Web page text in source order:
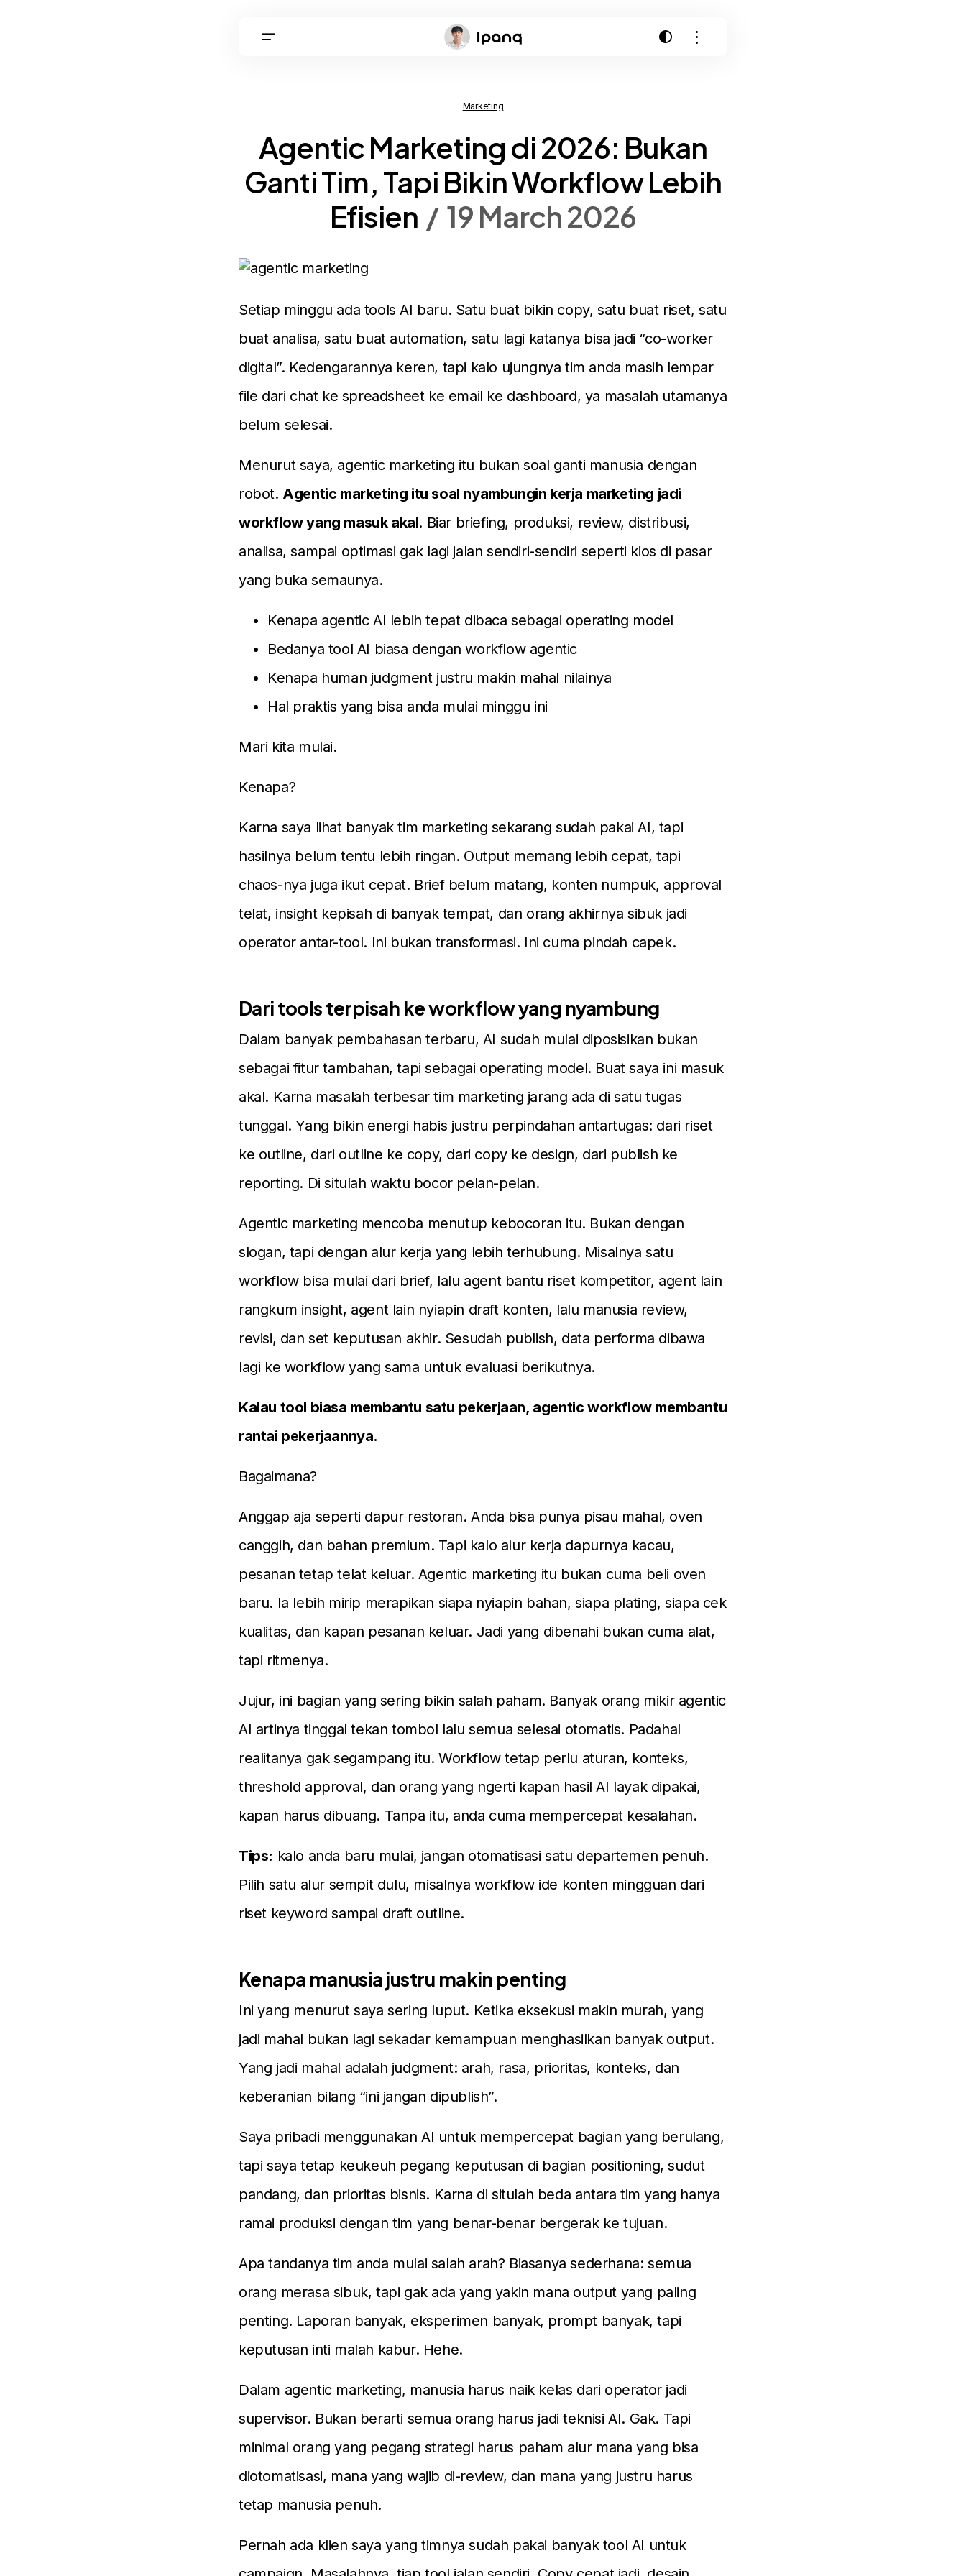
Marketing
Agentic Marketing di 2026: Bukan
Ganti Tim, Tapi Bikin Workflow Lebih
Efisien
19 March 2026
Setiap minggu ada tools AI baru. Satu buat bikin copy, satu buat riset, satu
buat analisa, satu buat automation, satu lagi katanya bisa jadi “co-worker
digital”. Kedengarannya keren, tapi kalo ujungnya tim anda masih lempar
file dari chat ke spreadsheet ke email ke dashboard, ya masalah utamanya
belum selesai.
Menurut saya, agentic marketing itu bukan soal ganti manusia dengan
robot. Agentic marketing itu soal nyambungin kerja marketing jadi
workflow yang masuk akal. Biar briefing, produksi, review, distribusi,
analisa, sampai optimasi gak lagi jalan sendiri-sendiri seperti kios di pasar
yang buka semaunya.
Kenapa agentic AI lebih tepat dibaca sebagai operating model
Bedanya tool AI biasa dengan workflow agentic
Kenapa human judgment justru makin mahal nilainya
Hal praktis yang bisa anda mulai minggu ini
Mari kita mulai.
Kenapa?
Karna saya lihat banyak tim marketing sekarang sudah pakai AI, tapi
hasilnya belum tentu lebih ringan. Output memang lebih cepat, tapi
chaos-nya juga ikut cepat. Brief belum matang, konten numpuk, approval
telat, insight kepisah di banyak tempat, dan orang akhirnya sibuk jadi
operator antar-tool. Ini bukan transformasi. Ini cuma pindah capek.
Dari tools terpisah ke workflow yang nyambung
Dalam banyak pembahasan terbaru, AI sudah mulai diposisikan bukan
sebagai fitur tambahan, tapi sebagai operating model. Buat saya ini masuk
akal. Karna masalah terbesar tim marketing jarang ada di satu tugas
tunggal. Yang bikin energi habis justru perpindahan antartugas: dari riset
ke outline, dari outline ke copy, dari copy ke design, dari publish ke
reporting. Di situlah waktu bocor pelan-pelan.
Agentic marketing mencoba menutup kebocoran itu. Bukan dengan
slogan, tapi dengan alur kerja yang lebih terhubung. Misalnya satu
workflow bisa mulai dari brief, lalu agent bantu riset kompetitor, agent lain
rangkum insight, agent lain nyiapin draft konten, lalu manusia review,
revisi, dan set keputusan akhir. Sesudah publish, data performa dibawa
lagi ke workflow yang sama untuk evaluasi berikutnya.
Kalau tool biasa membantu satu pekerjaan, agentic workflow membantu
rantai pekerjaannya.
Bagaimana?
Anggap aja seperti dapur restoran. Anda bisa punya pisau mahal, oven
canggih, dan bahan premium. Tapi kalo alur kerja dapurnya kacau,
pesanan tetap telat keluar. Agentic marketing itu bukan cuma beli oven
baru. Ia lebih mirip merapikan siapa nyiapin bahan, siapa plating, siapa cek
kualitas, dan kapan pesanan keluar. Jadi yang dibenahi bukan cuma alat,
tapi ritmenya.
Jujur, ini bagian yang sering bikin salah paham. Banyak orang mikir agentic
AI artinya tinggal tekan tombol lalu semua selesai otomatis. Padahal
realitanya gak segampang itu. Workflow tetap perlu aturan, konteks,
threshold approval, dan orang yang ngerti kapan hasil AI layak dipakai,
kapan harus dibuang. Tanpa itu, anda cuma mempercepat kesalahan.
Tips: kalo anda baru mulai, jangan otomatisasi satu departemen penuh.
Pilih satu alur sempit dulu, misalnya workflow ide konten mingguan dari
riset keyword sampai draft outline.
Kenapa manusia justru makin penting
Ini yang menurut saya sering luput. Ketika eksekusi makin murah, yang
jadi mahal bukan lagi sekadar kemampuan menghasilkan banyak output.
Yang jadi mahal adalah judgment: arah, rasa, prioritas, konteks, dan
keberanian bilang “ini jangan dipublish”.
Saya pribadi menggunakan AI untuk mempercepat bagian yang berulang,
tapi saya tetap keukeuh pegang keputusan di bagian positioning, sudut
pandang, dan prioritas bisnis. Karna di situlah beda antara tim yang hanya
ramai produksi dengan tim yang benar-benar bergerak ke tujuan.
Apa tandanya tim anda mulai salah arah? Biasanya sederhana: semua
orang merasa sibuk, tapi gak ada yang yakin mana output yang paling
penting. Laporan banyak, eksperimen banyak, prompt banyak, tapi
keputusan inti malah kabur. Hehe.
Dalam agentic marketing, manusia harus naik kelas dari operator jadi
supervisor. Bukan berarti semua orang harus jadi teknisi AI. Gak. Tapi
minimal orang yang pegang strategi harus paham alur mana yang bisa
diotomatisasi, mana yang wajib di-review, dan mana yang justru harus
tetap manusia penuh.
Pernah ada klien saya yang timnya sudah pakai banyak tool AI untuk